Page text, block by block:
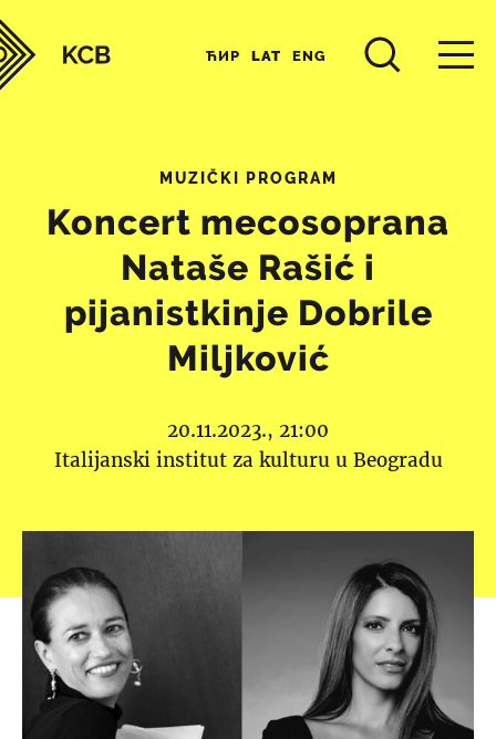
ЋИР LAT ENG
MUZIČKI PROGRAM
Koncert mecosoprana
Nataše Rašić i
pijanistkinje Dobrile
Miljković
20.11.2023., 21:00
Italijanski institut za kulturu u Beogradu